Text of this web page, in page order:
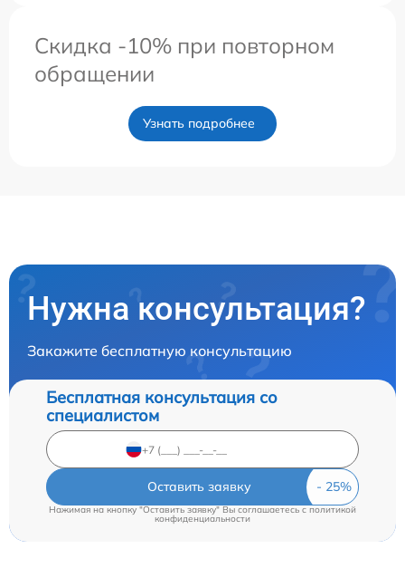
Скидка -10% при повторном
обращении
Узнать подробнее
Нужна консультация?
Закажите бесплатную консультацию
Бесплатная консультация со
специалистом
Оставить заявку
Нажимая на кнопку "Оставить заявку" Вы соглашаетесь c политикой
конфиденциальности